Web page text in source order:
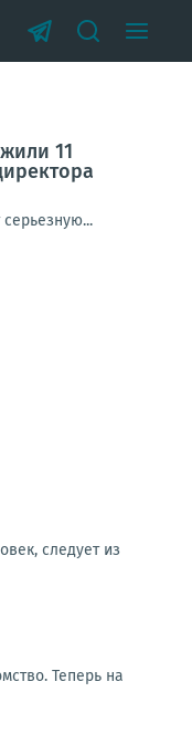
11
следует из
Теперь на